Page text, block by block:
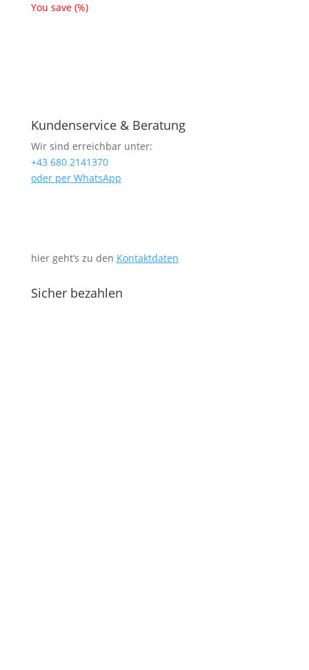
You save (%)
Kundenservice & Beratung
Wir sind erreichbar unter:
+43 680 2141370
oder per WhatsApp
hier geht’s zu den Kontaktdaten
Sicher bezahlen